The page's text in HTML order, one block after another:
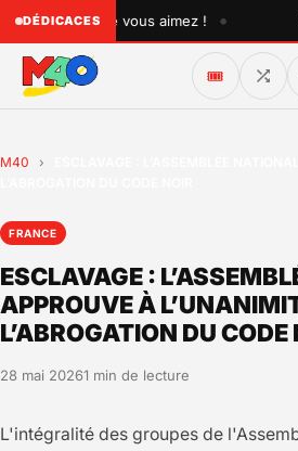
DÉDICACESque vous aimez ! •
🎟️
M40 ›
FRANCE
ESCLAVAGE :
APPROUVE À
L’ABROGATION DU CODE
28 mai 20261 min de lecture
L'intégralité des groupes de